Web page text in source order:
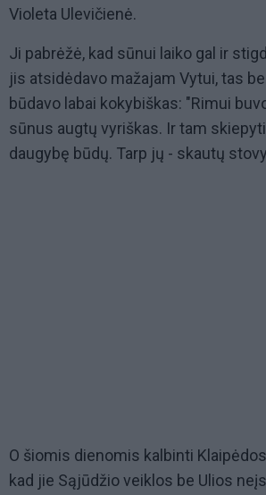
Violeta Ulevičienė.
Ji pabrėžė, kad sūnui laiko gal ir
jis atsidėdavo mažajam Vytui, tas
būdavo labai kokybiškas: "Rimui
sūnus augtų vyriškas. Ir tam
daugybę būdų. Tarp jų - skautų
O šiomis dienomis kalbinti
kad jie Sąjūdžio veiklos be Ulios